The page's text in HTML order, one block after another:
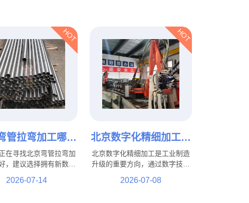
HOT
管拉弯加工哪家
持不锈钢、铝
方管拉弯定制
在寻找北京弯管拉弯加
，建议选择拥有新数控
业厂家。北京盛达伟业
2026-07-14
HOT
北京数字化精细加工有
哪些优势？工业制造升
级新模式！
北京数字化精细加工是工业制造
升级的重要方向，通过数字技术
提升、效率优化和质量控制等多
2026-07-08